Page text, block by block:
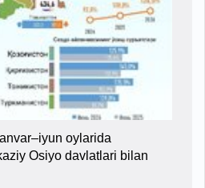
oylarida
Osiyo davlatlari bilan